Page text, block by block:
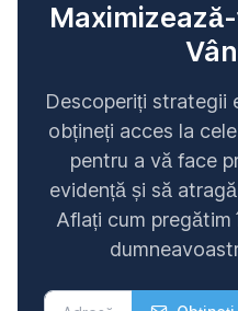
Descoperiți strategii
obțineți acces la
pentru a vă face
evidență și să
Aflați cum